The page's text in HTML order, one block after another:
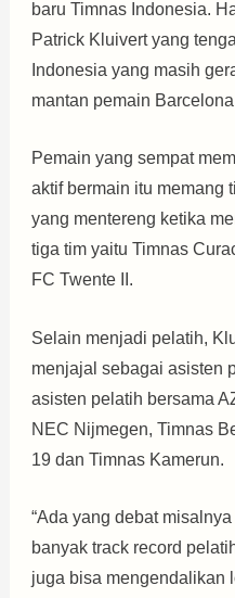
baru Timnas Indonesia.
Patrick Kluivert yang
Indonesia yang masih
mantan pemain
Pemain yang sempat
aktif bermain itu memang
yang mentereng ketika
tiga tim yaitu Timnas
FC Twente II.
Selain menjadi pelatih,
menjajal sebagai asisten
asisten pelatih bersama
NEC Nijmegen, Timnas
19 dan Timnas Kamerun.
“Ada yang debat
banyak track record
juga bisa mengendalikan